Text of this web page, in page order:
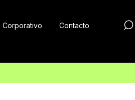
Corporativo Contacto